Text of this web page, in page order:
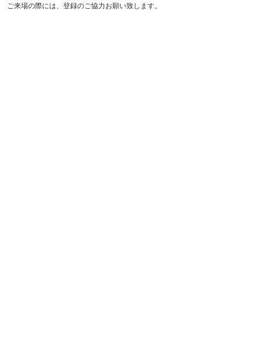
ご来場の際には、登録のご協力お願い致します。